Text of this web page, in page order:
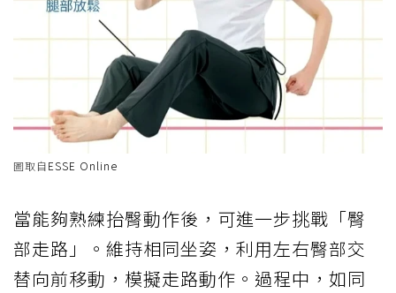
圖取自ESSE Online
當能夠熟練抬臀動作後，可進一步挑戰「臀
部走路」。維持相同坐姿，利用左右臀部交
替向前移動，模擬走路動作。過程中，如同